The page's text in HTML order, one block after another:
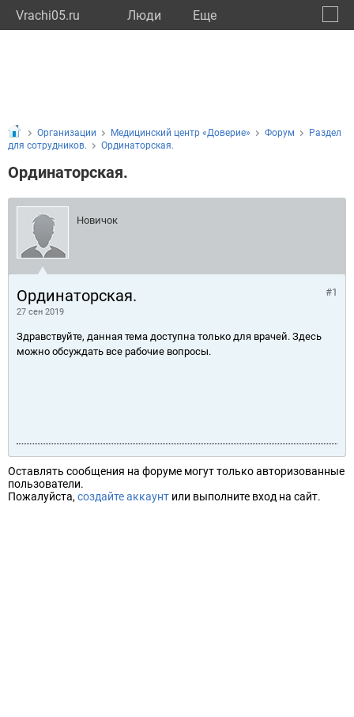
Vrachi05.ru Люди Eще
Организации Медицинский центр «Доверие» Форум
Раздел
для сотрудников.
Ординаторская.
Ординаторская.
Новичок
Ординаторская.
27 сен 2019
#1
Здравствуйте, данная тема доступна только для врачей. Здесь
можно обсуждать все рабочие вопросы.
Оставлять сообщения на форуме могут только авторизованные
пользователи.
Пожалуйста, создайте аккаунт или выполните вход на сайт.